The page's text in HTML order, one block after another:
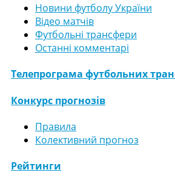
Новини футболу України
Відео матчів
Футбольні трансфери
Останні комментарі
Телепрограма футбольних
Конкурс прогнозів
Правила
Колективний прогноз
Рейтинги